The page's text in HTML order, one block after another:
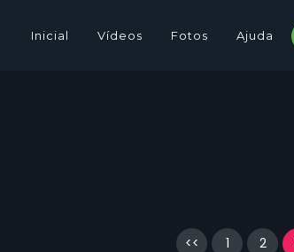
Inicial Vídeos Fotos Ajuda
<< 1 2